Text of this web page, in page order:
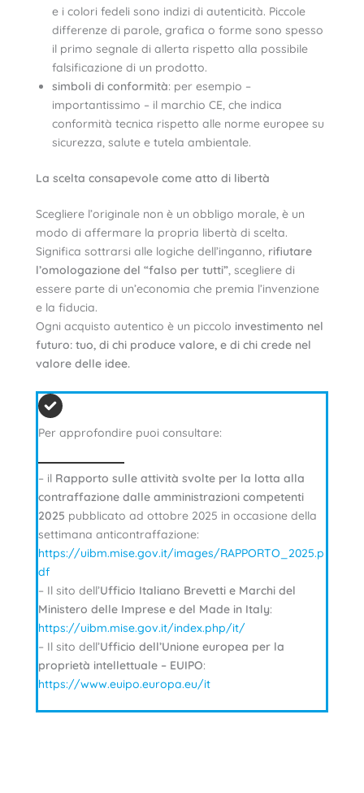
e i colori fedeli sono indizi di autenticità. Piccole
differenze di parole, grafica o forme sono spesso
il primo segnale di allerta rispetto alla possibile
falsificazione di un prodotto.
simboli di conformità: per esempio –
importantissimo – il marchio CE, che indica
conformità tecnica rispetto alle norme europee su
sicurezza, salute e tutela ambientale.
La scelta consapevole come atto di libertà
Scegliere l’originale non è un obbligo morale, è un
modo di affermare la propria libertà di scelta.
Significa sottrarsi alle logiche dell’inganno, rifiutare
l’omologazione del “falso per tutti” , scegliere di
essere parte di un’economia che premia l’invenzione
e la fiducia.
Ogni acquisto autentico è un piccolo investimento nel
futuro: tuo, di chi produce valore, e di chi crede nel
valore delle idee.
Per approfondire puoi consultare:
– il Rapporto sulle attività svolte per la lotta alla
contraffazione dalle amministrazioni competenti
2025 pubblicato ad ottobre 2025 in occasione della
settimana anticontraffazione:
https://uibm.mise.gov.it/images/RAPPORTO_2025.p
df
– Il sito dell’Ufficio Italiano Brevetti e Marchi del
Ministero delle Imprese e del Made in Italy:
https://uibm.mise.gov.it/index.php/it/
– Il sito dell’Ufficio dell’Unione europea per la
proprietà intellettuale – EUIPO:
https://www.euipo.europa.eu/it